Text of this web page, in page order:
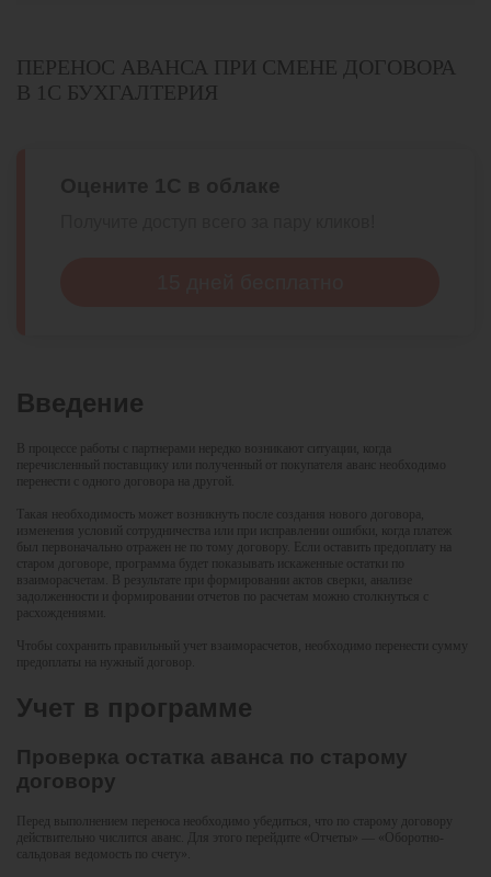
ПЕРЕНОС АВАНСА ПРИ СМЕНЕ ДОГОВОРА
В 1С БУХГАЛТЕРИЯ
Введение
В процессе работы с партнерами нередко возникают ситуации, когда
перечисленный поставщику или полученный от покупателя аванс необходимо
перенести с одного договора на другой.
Такая необходимость может возникнуть после создания нового договора,
изменения условий сотрудничества или при исправлении ошибки, когда платеж
был первоначально отражен не по тому договору. Если оставить предоплату на
старом договоре, программа будет показывать искаженные остатки по
взаиморасчетам. В результате при формировании актов сверки, анализе
задолженности и формировании отчетов по расчетам можно столкнуться с
расхождениями.
Чтобы сохранить правильный учет взаиморасчетов, необходимо перенести сумму
предоплаты на нужный договор.
Учет в программе
Проверка остатка аванса по старому
договору
Перед выполнением переноса необходимо убедиться, что по старому договору
действительно числится аванс. Для этого перейдите «Отчеты» — «Оборотно-
сальдовая ведомость по счету».